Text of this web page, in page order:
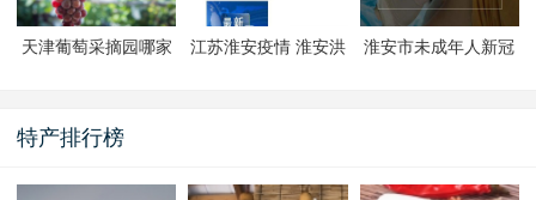
天津葡萄采摘园哪家
江苏淮安疫情 淮安洪
淮安市未成年人新冠
特产排行榜